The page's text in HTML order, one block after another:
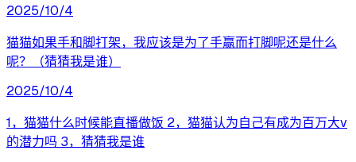
2025/10/4
猫猫如果手和脚打架，我应该是为了手赢而打脚呢还是什么
呢？（猜猜我是谁）
2025/10/4
1，猫猫什么时候能直播做饭 2，猫猫认为自己有成为百万大v
的潜力吗 3，猜猜我是谁